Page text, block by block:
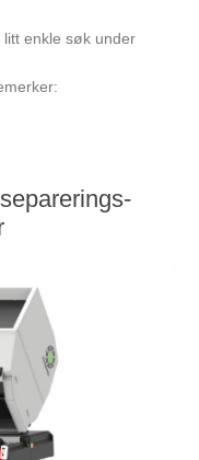
enkle søk under